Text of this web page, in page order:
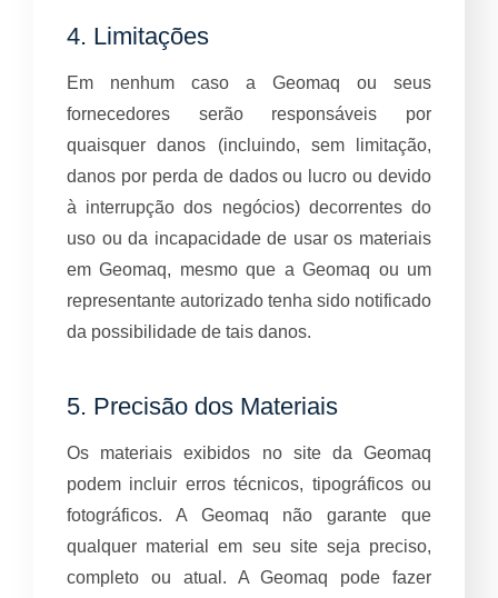
4. Limitações
Em nenhum caso a Geomaq ou seus
fornecedores serão responsáveis por
quaisquer danos (incluindo, sem limitação,
danos por perda de dados ou lucro ou devido
à interrupção dos negócios) decorrentes do
uso ou da incapacidade de usar os materiais
em Geomaq, mesmo que a Geomaq ou um
representante autorizado tenha sido notificado
da possibilidade de tais danos.
5. Precisão dos Materiais
Os materiais exibidos no site da Geomaq
podem incluir erros técnicos, tipográficos ou
fotográficos. A Geomaq não garante que
qualquer material em seu site seja preciso,
completo ou atual. A Geomaq pode fazer